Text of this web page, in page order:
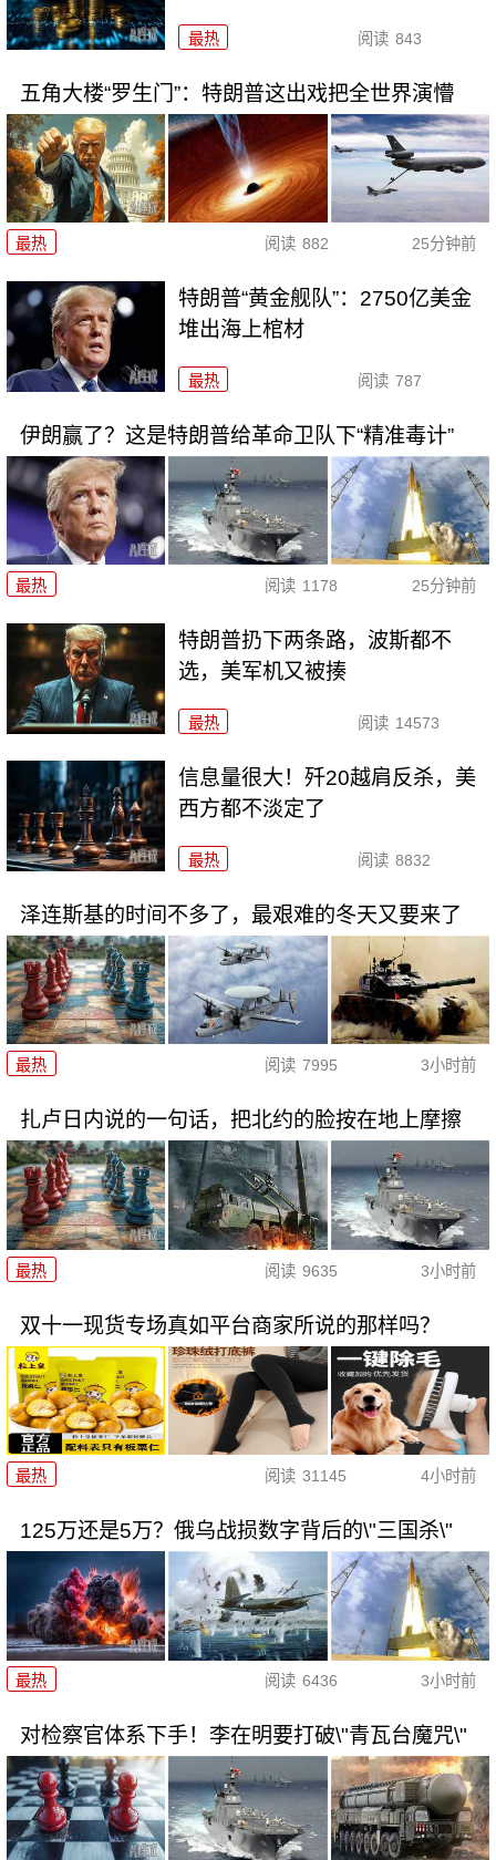
最热 阅读 843
五角大楼“罗生门”：特朗普这出戏把全世界演懵
最热 阅读 882 25分钟前
特朗普“黄金舰队”：2750亿美金
堆出海上棺材
最热 阅读 787
伊朗赢了？这是特朗普给革命卫队下“精准毒计”
最热 阅读 1178 25分钟前
特朗普扔下两条路，波斯都不
选，美军机又被揍
最热 阅读 14573
信息量很大！歼20越肩反杀，美
西方都不淡定了
最热 阅读 8832
泽连斯基的时间不多了，最艰难的冬天又要来了
最热 阅读 7995 3小时前
扎卢日内说的一句话，把北约的脸按在地上摩擦
最热 阅读 9635 3小时前
双十一现货专场真如平台商家所说的那样吗？
最热 阅读 31145 4小时前
125万还是5万？俄乌战损数字背后的\"三国杀\"
最热 阅读 6436 3小时前
对检察官体系下手！李在明要打破\"青瓦台魔咒\"